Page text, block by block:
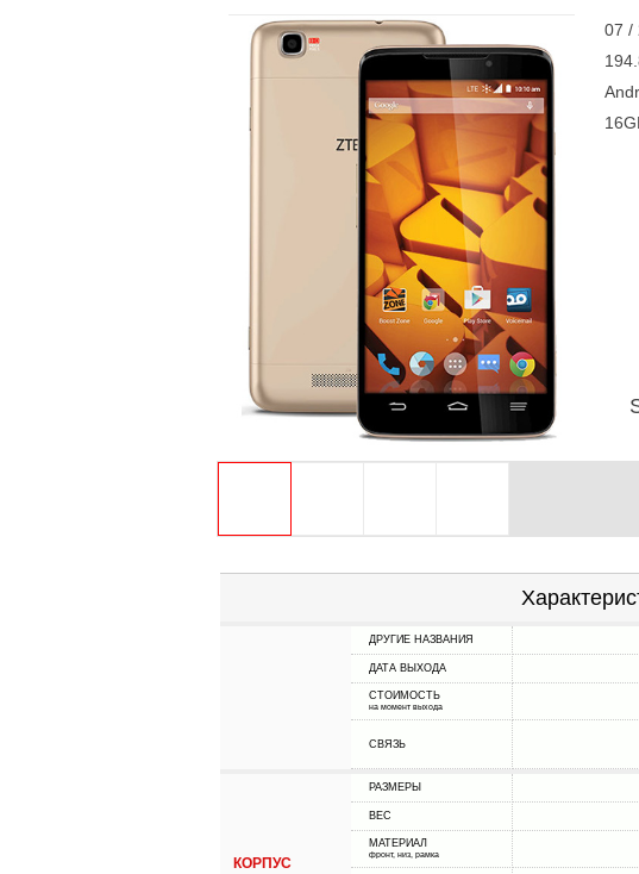
07 /
ДРУГИЕ НАЗВАНИЯ
ДАТА ВЫХОДА
СТОИМОСТЬ
на момент выхода
СВЯЗЬ
КОРПУС
РАЗМЕРЫ
ВЕС
МАТЕРИАЛ
фронт, низ, рамка